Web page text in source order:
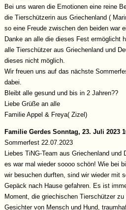
Bei uns waren die Emotionen eine reine
die Tierschützerin aus Griechenland (
so eine Freude zwischen den beiden war
Danke an alle die dieses Fest ermöglicht
alle Tierschützer aus Griechenland und
dieses nicht möglich.
Wir freuen uns auf das nächste
dabei.
Bleibt alle gesund und bis in 2 Jahren??
Liebe Grüße an alle
Familie Appel & Freya( Zizel)
Familie GerdesSonntag, 23. Juli 2023
Sommerfest 22.07.2023
Liebes TiNG-Team aus Griechenland und
es war mal wieder soooo schön! Wie bei
wir besuchen durften, sind wir wieder mit
Gepäck nach Hause gefahren. Es ist
Moment, die griechischen Tierschützer
Gesichter von Mensch und Hund,